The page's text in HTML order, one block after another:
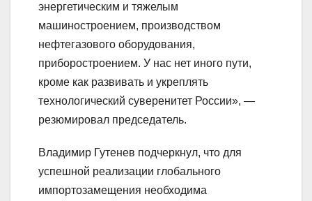
энергетическим и тяжелым
машиностроением, производством
нефтегазового оборудования,
приборостроением. У нас нет иного пути,
кроме как развивать и укреплять
технологический суверенитет России», —
резюмировал председатель.
Владимир Гутенев подчеркнул, что для
успешной реализации глобального
импортозамещения необходима